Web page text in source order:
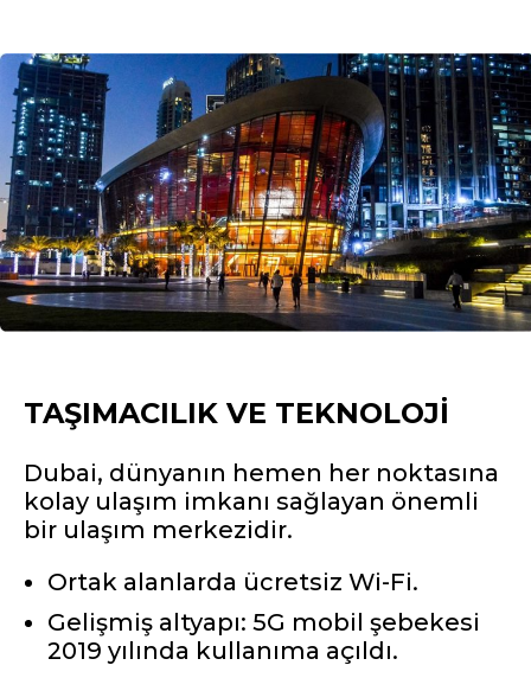
TAŞIMACILIK VE TEKNOLOJI
Dubai, dünyanın hemen her noktasına
kolay ulaşım imkanı sağlayan önemli
bir ulaşım merkezidir.
Ortak alanlarda ücretsiz Wi-Fi.
Gelişmiş altyapı: 5G mobil şebekesi
2019 yılında kullanıma açıldı.